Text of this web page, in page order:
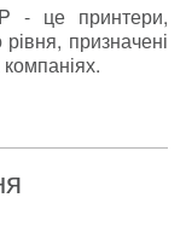
- це принтери,
призначені